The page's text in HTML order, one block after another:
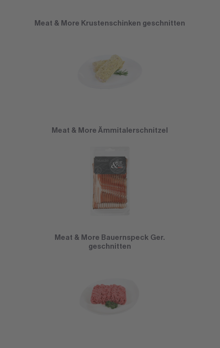
Meat & More Krustenschinken geschnitten
Meat & More Ämmitalerschnitzel
Meat & More Bauernspeck Ger.
geschnitten